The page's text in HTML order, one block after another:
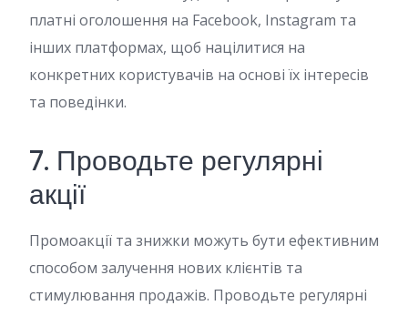
платні оголошення на Facebook, Instagram та
інших платформах, щоб націлитися на
конкретних користувачів на основі їх інтересів
та поведінки.
7. Проводьте регулярні
акції
Промоакції та знижки можуть бути ефективним
способом залучення нових клієнтів та
стимулювання продажів. Проводьте регулярні